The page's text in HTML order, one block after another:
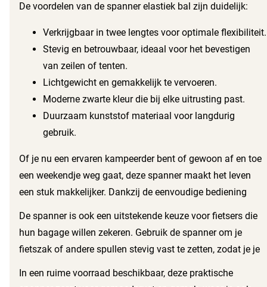
avonturen. Of je nu aan het fietsen bent of een weekendje
weg gaat, deze spanner is een must-have voor jouw
uitrusting.
De voordelen van de spanner elastiek bal zijn duidelijk:
Verkrijgbaar in twee lengtes voor optimale flexibiliteit.
Stevig en betrouwbaar, ideaal voor het bevestigen
van zeilen of tenten.
Lichtgewicht en gemakkelijk te vervoeren.
Moderne zwarte kleur die bij elke uitrusting past.
Duurzaam kunststof materiaal voor langdurig
gebruik.
Of je nu een ervaren kampeerder bent of gewoon af en toe
een weekendje weg gaat, deze spanner maakt het leven
een stuk makkelijker. Dankzij de eenvoudige bediening
De spanner is ook een uitstekende keuze voor fietsers die
hun bagage willen zekeren. Gebruik de spanner om je
fietszak of andere spullen stevig vast te zetten, zodat je je
In een ruime voorraad beschikbaar, deze praktische